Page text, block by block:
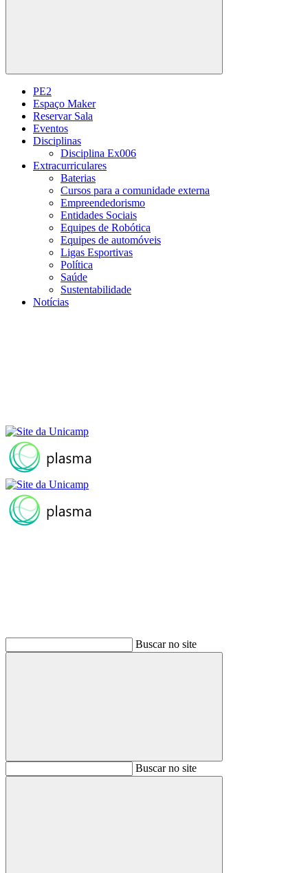
Buscar
PE2
Espaço Maker
Reservar Sala
Eventos
Disciplinas
Disciplina Ex006
Extracurriculares
Baterias
Cursos para a comunidade externa
Empreendedorismo
Entidades Sociais
Equipes de Robótica
Equipes de automóveis
Ligas Esportivas
Política
Saúde
Sustentabilidade
Notícias
Buscar no site
BuscarBuscar no site